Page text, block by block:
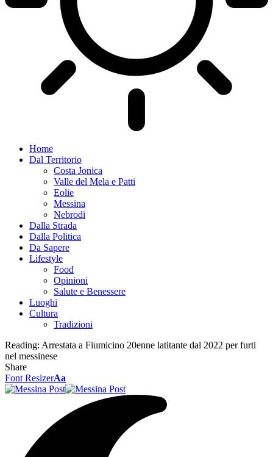
Home
Dal Territorio
Costa Jonica
Valle del Mela e Patti
Eolie
Messina
Nebrodi
Dalla Strada
Dalla Politica
Da Sapere
Lifestyle
Food
Opinioni
Salute e Benessere
Luoghi
Cultura
Tradizioni
Reading: Arrestata a Fiumicino 20enne latitante dal 2022 per furti
nel messinese
Share
Font ResizerAa